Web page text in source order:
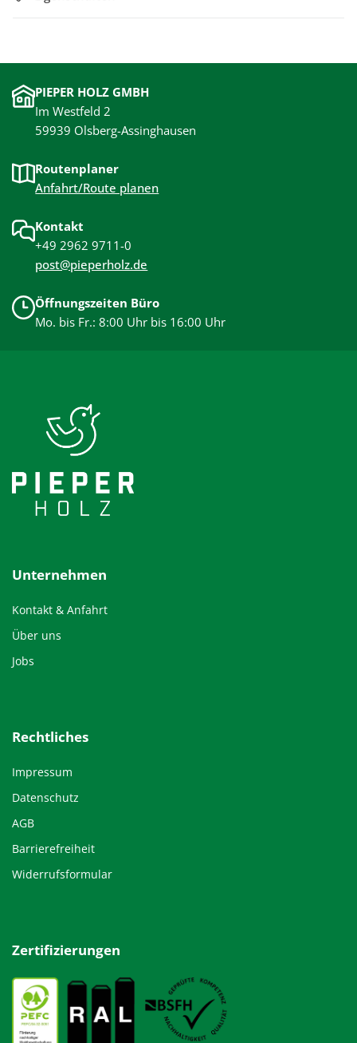
PIEPER HOLZ GMBH
Im Westfeld 2
59939 Olsberg-Assinghausen
Routenplaner
Anfahrt/Route planen
Kontakt
+49 2962 9711-0
post@pieperholz.de
Öffnungszeiten Büro
Mo. bis Fr.: 8:00 Uhr bis 16:00 Uhr
Unternehmen
Kontakt & Anfahrt
Über uns
Jobs
Rechtliches
Impressum
Datenschutz
AGB
Barrierefreiheit
Widerrufsformular
Zertifizierungen